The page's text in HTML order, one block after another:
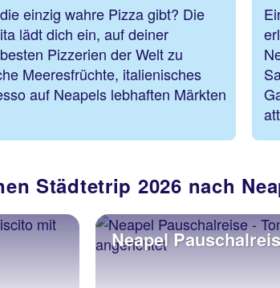
einzig wahre Pizza gibt? Die
lädt dich ein, auf deiner
Pizzerien der Welt zu
Meeresfrüchte, italienisches
auf Neapels lebhaften Märkten
Städtetrip 2026 nach
Neapel